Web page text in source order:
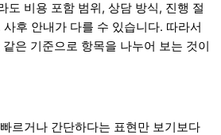
도 비용 포함 범위, 상담 방식, 진행 절
후 안내가 다를 수 있습니다. 따라서
은 기준으로 항목을 나누어 보는 것이
르거나 간단하다는 표현만 보기보다